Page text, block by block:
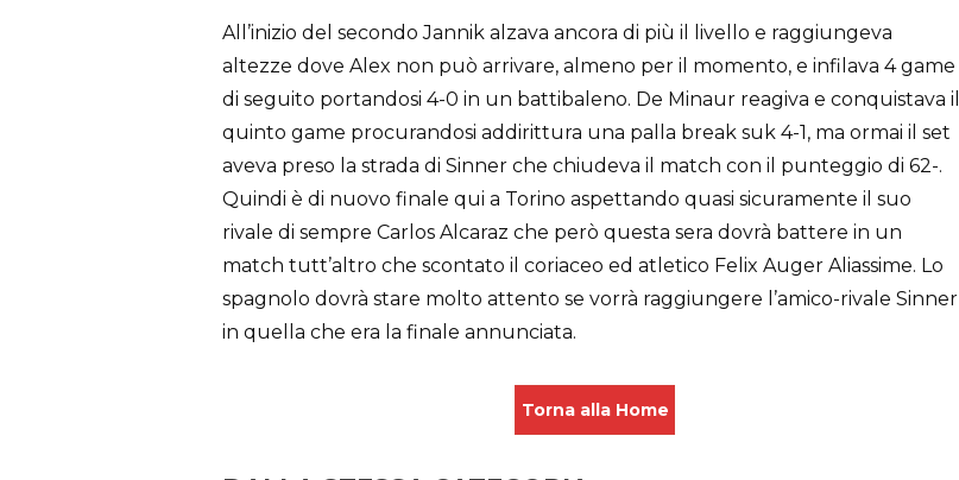
All’inizio del secondo Jannik alzava ancora di più il livello e raggiungeva
altezze dove Alex non può arrivare, almeno per il momento, e infilava 4 game
di seguito portandosi 4-0 in un battibaleno. De Minaur reagiva e conquistava il
quinto game procurandosi addirittura una palla break suk 4-1, ma ormai il set
aveva preso la strada di Sinner che chiudeva il match con il punteggio di 62-.
Quindi è di nuovo finale qui a Torino aspettando quasi sicuramente il suo
rivale di sempre Carlos Alcaraz che però questa sera dovrà battere in un
match tutt’altro che scontato il coriaceo ed atletico Felix Auger Aliassime. Lo
spagnolo dovrà stare molto attento se vorrà raggiungere l’amico-rivale Sinner
in quella che era la finale annunciata.
Torna alla Home